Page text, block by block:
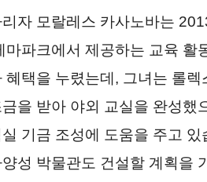
자 모랄레스 카사노바는
마파크에서 제공하는 교육
혜택을 누렸는데, 그녀는 롤
을 받아 야외 교실을 완성
기금 조성에 도움을 주고
성 박물관도 건설할 계획을